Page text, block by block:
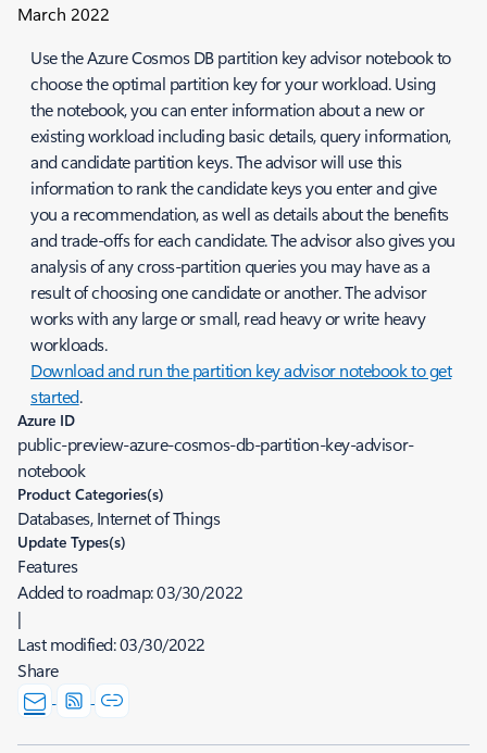
March 2022
Use the Azure Cosmos DB partition key advisor notebook to
choose the optimal partition key for your workload. Using
the notebook, you can enter information about a new or
existing workload including basic details, query information,
and candidate partition keys. The advisor will use this
information to rank the candidate keys you enter and give
you a recommendation, as well as details about the benefits
and trade-offs for each candidate. The advisor also gives you
analysis of any cross-partition queries you may have as a
result of choosing one candidate or another. The advisor
works with any large or small, read heavy or write heavy
workloads.
Download and run the partition key advisor notebook to get
started.
Azure ID
public-preview-azure-cosmos-db-partition-key-advisor-
notebook
Product Categories(s)
Databases, Internet of Things
Update Types(s)
Features
Added to roadmap:03/30/2022
|
Last modified:03/30/2022
Share